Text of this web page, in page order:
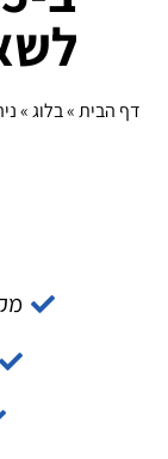
דף הבית»בלוג»